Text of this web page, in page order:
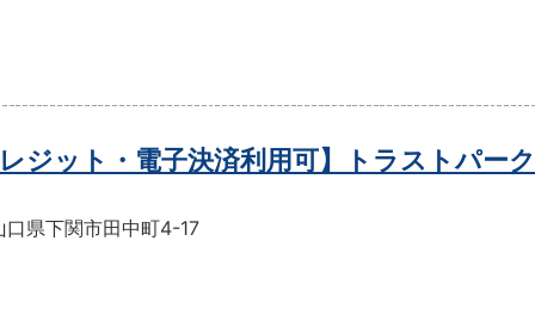
ジット・電子決済利用可】トラストパー
口県下関市田中町4-17